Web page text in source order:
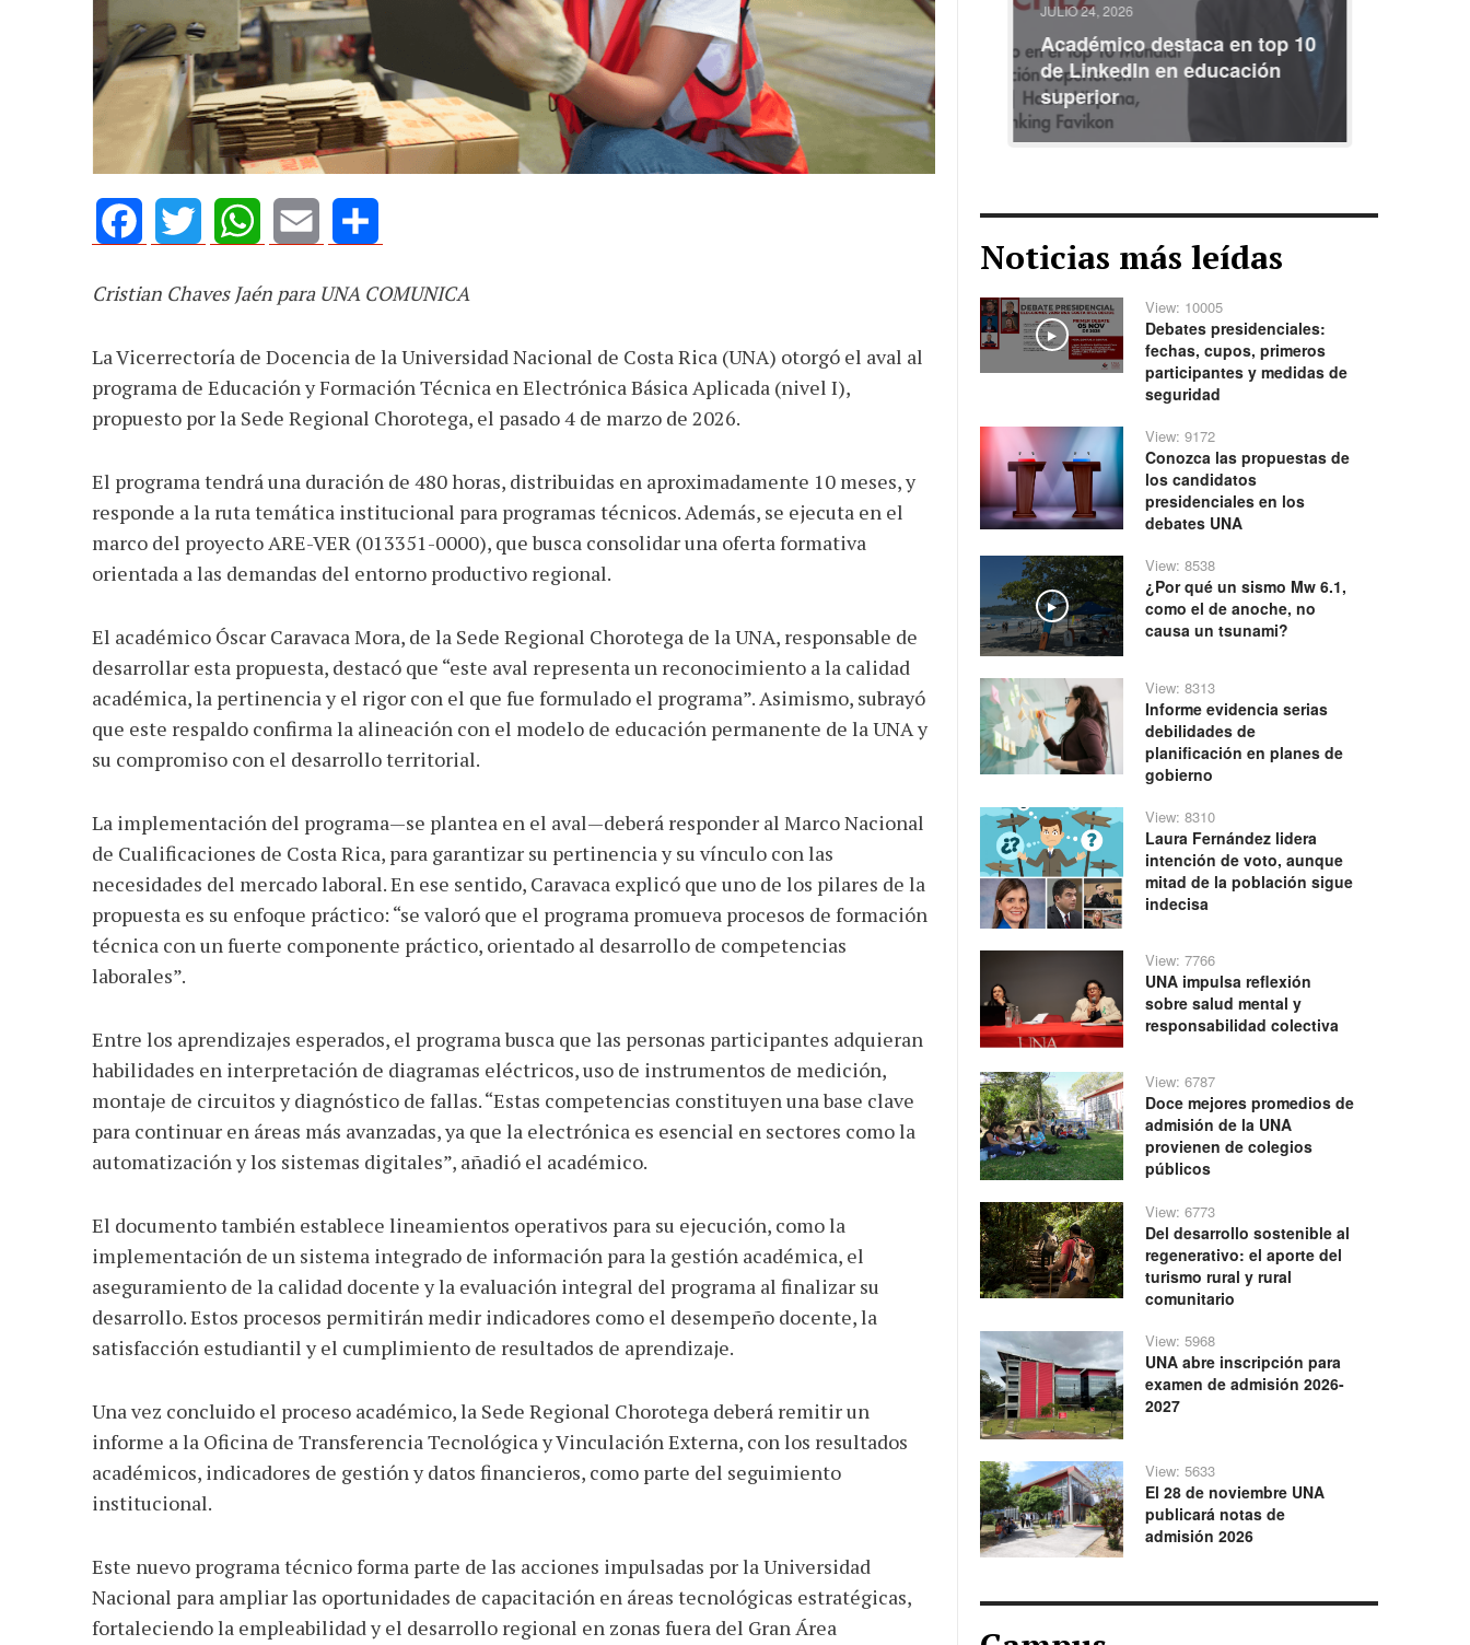
Cristian Chaves Jaén para UNA COMUNICA
La Vicerrectoría de Docencia de la Universidad Nacional de Costa Rica (UNA) otorgó el aval al
programa de Educación y Formación Técnica en Electrónica Básica Aplicada (nivel I),
propuesto por la Sede Regional Chorotega, el pasado 4 de marzo de 2026.
El programa tendrá una duración de 480 horas, distribuidas en aproximadamente 10 meses, y
responde a la ruta temática institucional para programas técnicos. Además, se ejecuta en el
marco del proyecto ARE-VER (013351-0000), que busca consolidar una oferta formativa
orientada a las demandas del entorno productivo regional.
El académico Óscar Caravaca Mora, de la Sede Regional Chorotega de la UNA, responsable de
desarrollar esta propuesta, destacó que “este aval representa un reconocimiento a la calidad
académica, la pertinencia y el rigor con el que fue formulado el programa”. Asimismo, subrayó
que este respaldo confirma la alineación con el modelo de educación permanente de la UNA y
su compromiso con el desarrollo territorial.
La implementación del programa—se plantea en el aval—deberá responder al Marco Nacional
de Cualificaciones de Costa Rica, para garantizar su pertinencia y su vínculo con las
necesidades del mercado laboral. En ese sentido, Caravaca explicó que uno de los pilares de la
propuesta es su enfoque práctico: “se valoró que el programa promueva procesos de formación
técnica con un fuerte componente práctico, orientado al desarrollo de competencias
laborales”.
Entre los aprendizajes esperados, el programa busca que las personas participantes adquieran
habilidades en interpretación de diagramas eléctricos, uso de instrumentos de medición,
montaje de circuitos y diagnóstico de fallas. “Estas competencias constituyen una base clave
para continuar en áreas más avanzadas, ya que la electrónica es esencial en sectores como la
automatización y los sistemas digitales”, añadió el académico.
El documento también establece lineamientos operativos para su ejecución, como la
implementación de un sistema integrado de información para la gestión académica, el
aseguramiento de la calidad docente y la evaluación integral del programa al finalizar su
desarrollo. Estos procesos permitirán medir indicadores como el desempeño docente, la
satisfacción estudiantil y el cumplimiento de resultados de aprendizaje.
Una vez concluido el proceso académico, la Sede Regional Chorotega deberá remitir un
informe a la Oficina de Transferencia Tecnológica y Vinculación Externa, con los resultados
académicos, indicadores de gestión y datos financieros, como parte del seguimiento
institucional.
Este nuevo programa técnico forma parte de las acciones impulsadas por la Universidad
Nacional para ampliar las oportunidades de capacitación en áreas tecnológicas estratégicas,
fortaleciendo la empleabilidad y el desarrollo regional en zonas fuera del Gran Área
AGOSTO 05, 2026
Consejo Universitario llama a
defender la democracia
JULIO 24, 2026
Rechazo al reparto desigual
de ganancias es mayor
cuando hubo esfuerzo
JULIO 24, 2026
Académico destaca en top 10
de LinkedIn en educación
superior
Noticias más leídas
Play
View: 10005
Debates presidenciales:
fechas, cupos, primeros
participantes y medidas de
seguridad
View: 9172
Conozca las propuestas de
los candidatos
presidenciales en los
debates UNA
Play
View: 8538
¿Por qué un sismo Mw 6.1,
como el de anoche, no
causa un tsunami?
View: 8313
Informe evidencia serias
debilidades de
planificación en planes de
gobierno
View: 8310
Laura Fernández lidera
intención de voto, aunque
mitad de la población sigue
indecisa
View: 7766
UNA impulsa reflexión
sobre salud mental y
responsabilidad colectiva
View: 6787
Doce mejores promedios de
admisión de la UNA
provienen de colegios
públicos
View: 6773
Del desarrollo sostenible al
regenerativo: el aporte del
turismo rural y rural
comunitario
View: 5968
UNA abre inscripción para
examen de admisión 2026-
2027
View: 5633
El 28 de noviembre UNA
publicará notas de
admisión 2026